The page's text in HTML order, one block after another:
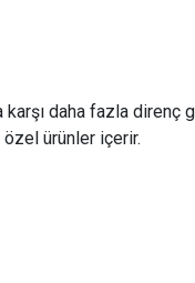
daha fazla
ürünler içerir.